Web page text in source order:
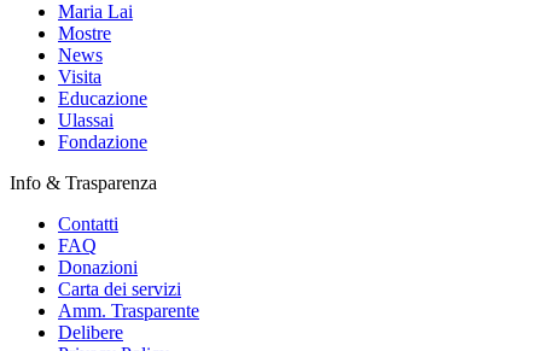
Maria Lai
Mostre
News
Visita
Educazione
Ulassai
Fondazione
Info & Trasparenza
Contatti
FAQ
Donazioni
Carta dei servizi
Amm. Trasparente
Delibere